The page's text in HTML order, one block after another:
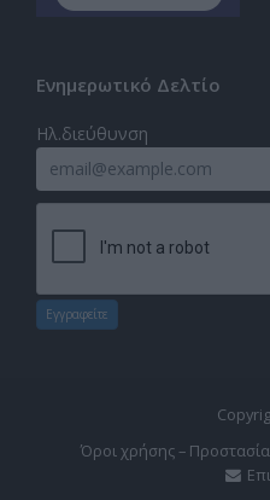
Ενημερωτικό Δελτίο
Ηλ.διεύθυνση
Εγγραφείτε
Όροι χρήσης –